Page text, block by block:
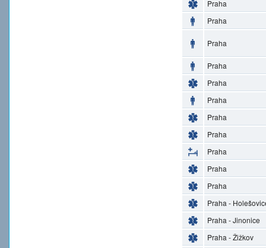
Praha
Praha
Praha
Praha
Praha
Praha
Praha
Praha
Praha
Praha
Praha
Praha -
Praha - Jinonice
Praha - Žižkov